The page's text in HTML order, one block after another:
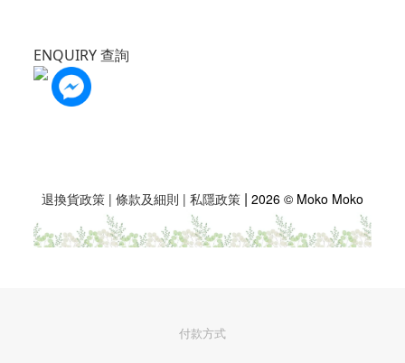
ENQUIRY 查詢
退換貨政策 | 條款及細則 | 私隱政策 | 2026 © Moko Moko
付款方式